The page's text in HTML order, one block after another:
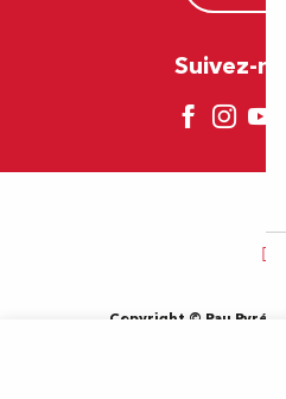
Suivez-
Copyright © Pau
Accessibilité du